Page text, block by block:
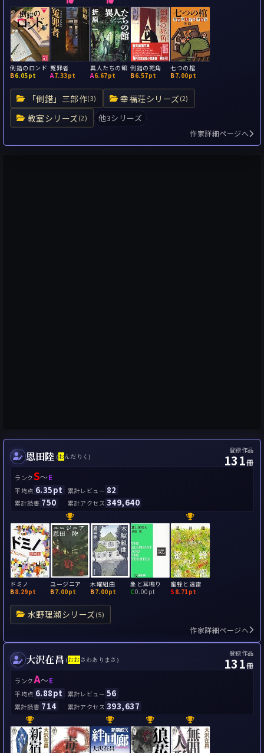
「倒錯」三部作(3) 幸福荘シリーズ(2)
教室シリーズ(2) 他3シリーズ
倒錯のロンド
B6.05pt
冤罪者
A7.33pt
異人たちの館
A6.67pt
倒錯の死角
B6.57pt
七つの棺
B7.00pt
作家詳細ページへ
恩田陸 (おんだりく)
登録作品
131冊
ランクS～E
平均点 6.35pt 累計レビュー 82
累計読書 750 累計アクセス 349,640
水野理瀬シリーズ(5)
ドミノ
B8.29pt
ユージニア
B7.00pt
木曜組曲
B7.00pt
象と耳鳴り
C0.00pt
蜜蜂と遠雷
S 8.71pt
作家詳細ページへ
大沢在昌 (おお さわありまさ)
登録作品
131冊
ランクA～E
平均点 6.88pt 累計レビュー 56
累計読書 714 累計アクセス 393,637